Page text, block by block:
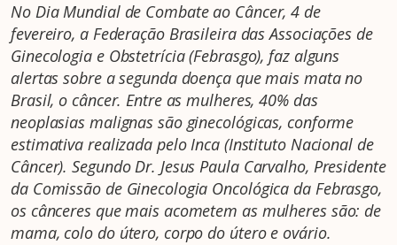
No Dia Mundial de Combate ao Câncer, 4 de
fevereiro, a Federação Brasileira das Associações de
Ginecologia e Obstetrícia (Febrasgo), faz alguns
alertas sobre a segunda doença que mais mata no
Brasil, o câncer. Entre as mulheres, 40% das
neoplasias malignas são ginecológicas, conforme
estimativa realizada pelo Inca (Instituto Nacional de
Câncer). Segundo Dr. Jesus Paula Carvalho, Presidente
da Comissão de Ginecologia Oncológica da Febrasgo,
os cânceres que mais acometem as mulheres são: de
mama, colo do útero, corpo do útero e ovário.